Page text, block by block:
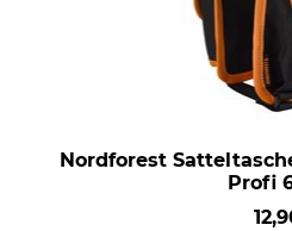
Nordforest
Profi